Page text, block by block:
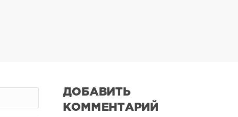
ДОБАВИТЬ
КОММЕНТАРИЙ